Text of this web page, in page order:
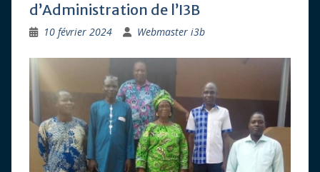
d’Administration de l’I3B
10 février 2024 Webmaster i3b